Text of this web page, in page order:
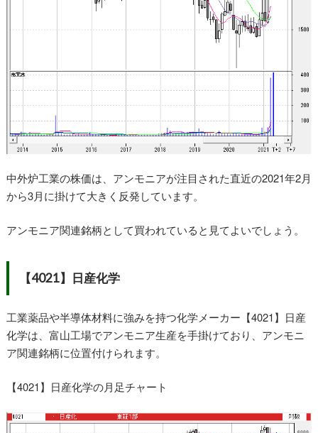
中外炉工業の株価は、アンモニアが注目された直近の2021年2月
から3月に掛けて大きく反発しています。
アンモニア関連銘柄として買われていると見てよいでしょう。
【4021】日産化学
工業薬品や半導体材料に強みを持つ化学メーカー【4021】日産
化学は、富山工場でアンモニア生産を手掛けており、アンモニ
ア関連銘柄に位置付けられます。
【4021】日産化学の月足チャート